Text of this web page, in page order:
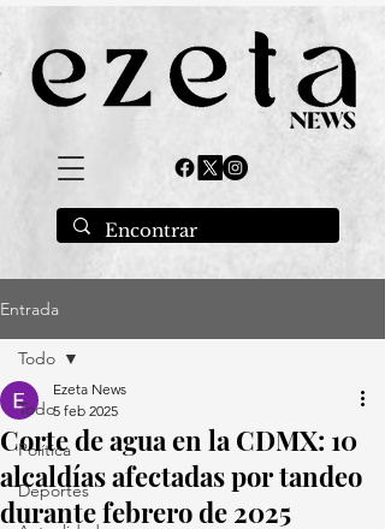
Entrada
Todo
Política
Deportes
Todo
Corte de agua en la CDMX: 10
alcaldías afectadas por tandeo
durante febrero de 2025
Ezeta News
5 feb 2025